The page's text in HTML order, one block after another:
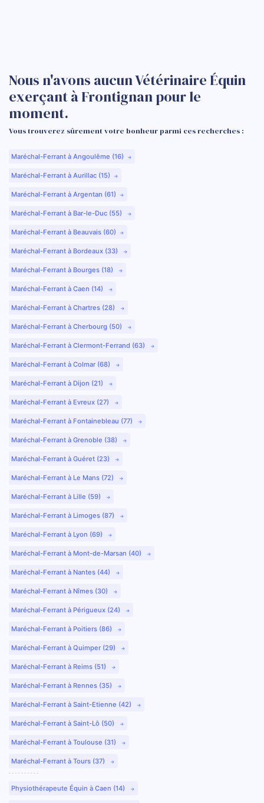
Nous n'avons aucun Vétérinaire Équin
exerçant à Frontignan pour le
moment.
Vous trouverez sûrement votre bonheur parmi ces recherches :
Maréchal-Ferrant à Angoulême (16)
Maréchal-Ferrant à Aurillac (15)
Maréchal-Ferrant à Argentan (61)
Maréchal-Ferrant à Bar-le-Duc (55)
Maréchal-Ferrant à Beauvais (60)
Maréchal-Ferrant à Bordeaux (33)
Maréchal-Ferrant à Bourges (18)
Maréchal-Ferrant à Caen (14)
Maréchal-Ferrant à Chartres (28)
Maréchal-Ferrant à Cherbourg (50)
Maréchal-Ferrant à Clermont-Ferrand (63)
Maréchal-Ferrant à Colmar (68)
Maréchal-Ferrant à Dijon (21)
Maréchal-Ferrant à Evreux (27)
Maréchal-Ferrant à Fontainebleau (77)
Maréchal-Ferrant à Grenoble (38)
Maréchal-Ferrant à Guéret (23)
Maréchal-Ferrant à Le Mans (72)
Maréchal-Ferrant à Lille (59)
Maréchal-Ferrant à Limoges (87)
Maréchal-Ferrant à Lyon (69)
Maréchal-Ferrant à Mont-de-Marsan (40)
Maréchal-Ferrant à Nantes (44)
Maréchal-Ferrant à Nîmes (30)
Maréchal-Ferrant à Périgueux (24)
Maréchal-Ferrant à Poitiers (86)
Maréchal-Ferrant à Quimper (29)
Maréchal-Ferrant à Reims (51)
Maréchal-Ferrant à Rennes (35)
Maréchal-Ferrant à Saint-Etienne (42)
Maréchal-Ferrant à Saint-Lô (50)
Maréchal-Ferrant à Toulouse (31)
Maréchal-Ferrant à Tours (37)
Physiothérapeute Équin à Caen (14)